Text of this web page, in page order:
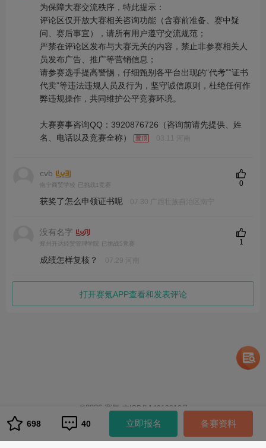
为保障大赛交流秩序，特此提示：
评论区仅开放大赛相关咨询功能（含赛前准备、赛中疑
问、赛后事宜），请所有用户遵守交流规范；
严禁在评论区发布与大赛无关的内容，禁止非参赛相关人
员发布广告、推广等营销信息；
请参赛选手提高警惕，仔细甄别各平台出现的“代考”“证书
代卖”等违法违规人员及行为，坚守诚信原则，杜绝任何作
弊违规操作，共同维护公平竞赛环境。
大赛赛事咨询QQ：3920876726（咨询前请先提供、姓
名、电话以及竞赛全称）
03.11 河南
cvb
南宁商贸学校 已挑战1竞赛
07.30 广西壮族自治区南宁
0
没有名字
郑州升达经贸管理学院 已挑战5竞赛
07.29 河南
1
打开赛氪APP查看和发表评论
队伍管理
698 40 立即报名 备赛资料
©2026 赛氪 京ICP备14013810号